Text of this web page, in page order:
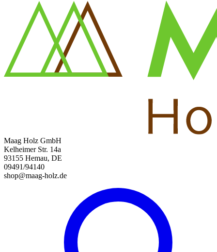
Maag Holz GmbH
Kelheimer Str. 14a
93155 Hemau, DE
09491/94140
shop@maag-holz.de